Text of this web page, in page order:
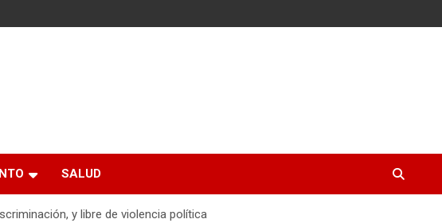
SALUD
y libre de violencia política